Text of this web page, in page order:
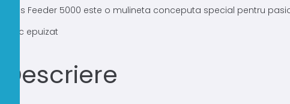
Aries Feeder 5000 este o mulineta conceputa special pentru
Stoc epuizat
Descriere